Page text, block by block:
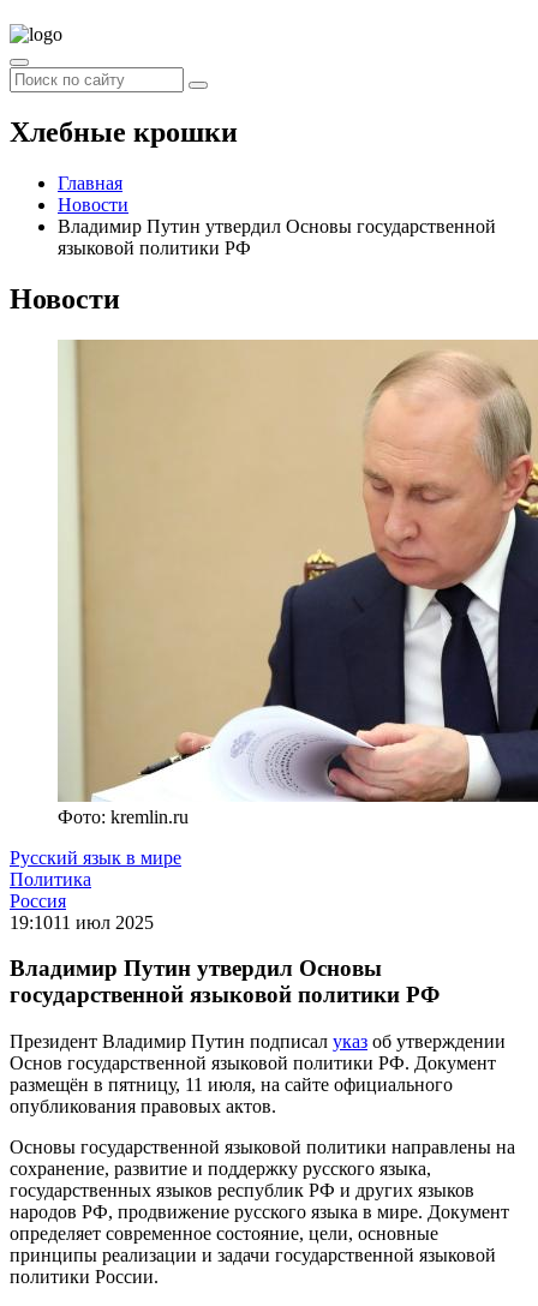
Хлебные крошки
Главная
Новости
Владимир Путин утвердил Основы государственной
языковой политики РФ
Новости
Фото: kremlin.ru
Русский язык в мире
Политика
Россия
19:1011 июл 2025
Владимир Путин утвердил Основы
государственной языковой политики РФ
Президент Владимир Путин подписал указ об утверждении
Основ государственной языковой политики РФ. Документ
размещён в пятницу, 11 июля, на сайте официального
опубликования правовых актов.
Основы государственной языковой политики направлены на
сохранение, развитие и поддержку русского языка,
государственных языков республик РФ и других языков
народов РФ, продвижение русского языка в мире. Документ
определяет современное состояние, цели, основные
принципы реализации и задачи государственной языковой
политики России.